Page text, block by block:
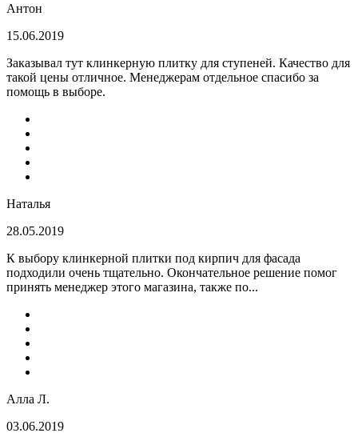
Антон
15.06.2019
Заказывал тут клинкерную плитку для ступеней. Качество для
такой цены отличное. Менеджерам отдельное спасибо за
помощь в выборе.
Наталья
28.05.2019
К выбору клинкерной плитки под кирпич для фасада
подходили очень тщательно. Окончательное решение помог
принять менеджер этого магазина, также по...
Алла Л.
03.06.2019